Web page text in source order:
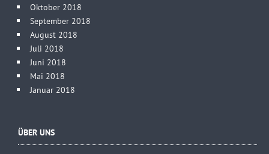
Oktober 2018
September 2018
August 2018
Juli 2018
Juni 2018
Mai 2018
Januar 2018
ÜBER UNS